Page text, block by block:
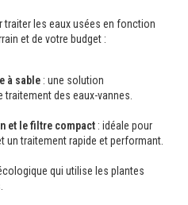
les eaux usées en fonction
et de votre budget :
à sable : une solution
des eaux-vannes.
et le filtre compact : idéale pour
un traitement rapide et performant.
qui utilise les plantes